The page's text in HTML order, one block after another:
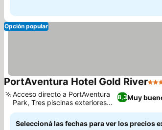
Opción popular
PortAventura Hotel Gold River4
8,3Muy
Acceso directo a PortAventura
Park, Tres piscinas exteriores
tipo río
Seleccioná las fechas para ver los precios